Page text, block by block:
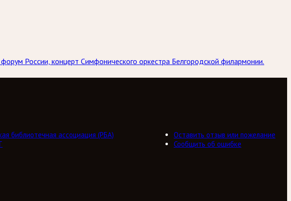
России, концерт Симфонического оркестра Белгородской филармонии.
библиотечная ассоциация (РБА)
Оставить отзыв или пожелание
Сообщить об ошибке